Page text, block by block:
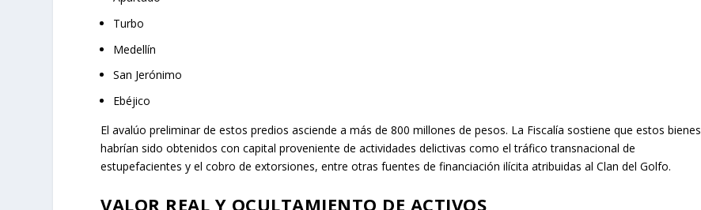
Turbo
Medellín
San Jerónimo
Ebéjico
El avalúo preliminar de estos predios asciende a más de 800 millones de pesos. La Fiscalía sostiene que estos bienes
habrían sido obtenidos con capital proveniente de actividades delictivas como el tráfico transnacional de
estupefacientes y el cobro de extorsiones, entre otras fuentes de financiación ilícita atribuidas al Clan del Golfo.
VALOR REAL Y OCULTAMIENTO DE ACTIVOS